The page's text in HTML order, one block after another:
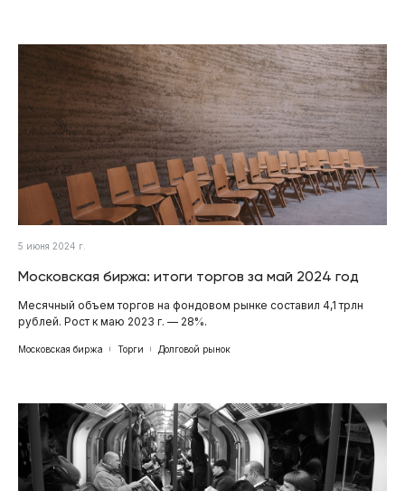
5 июня 2024 г.
Московская биржа: итоги торгов за май 2024 год
Месячный объем торгов на фондовом рынке составил 4,1 трлн
рублей. Рост к маю 2023 г. — 28%.
Московская биржа Торги Долговой рынок